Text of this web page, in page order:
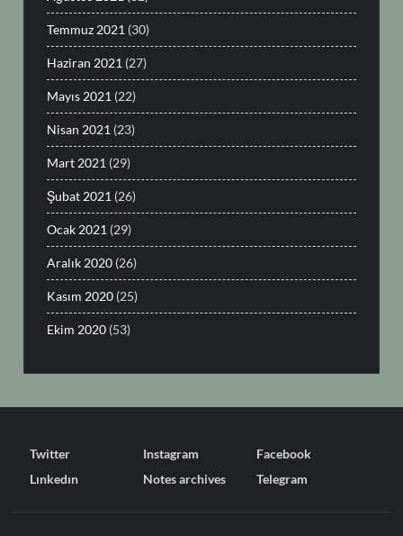
Temmuz 2021 (30)
Haziran 2021 (27)
Mayıs 2021 (22)
Nisan 2021 (23)
Mart 2021 (29)
Şubat 2021 (26)
Ocak 2021 (29)
Aralık 2020 (26)
Kasım 2020 (25)
Ekim 2020 (53)
Twitter Instagram
Facebook
Lınkedın
Notes archives Telegram